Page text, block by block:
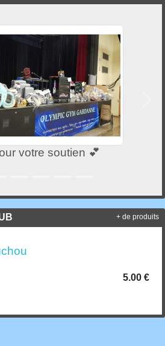
votre soutien 💕
5.00 €
+ de produits